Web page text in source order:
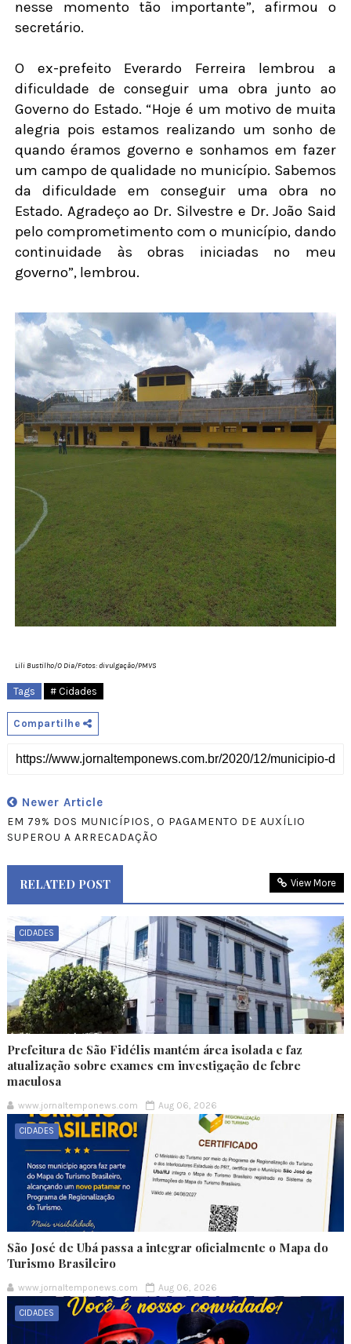
nesse momento tão importante”, afirmou o
secretário.
O ex-prefeito Everardo Ferreira lembrou a
dificuldade de conseguir uma obra junto ao
Governo do Estado. “Hoje é um motivo de muita
alegria pois estamos realizando um sonho de
quando éramos governo e sonhamos em fazer
um campo de qualidade no município. Sabemos
da dificuldade em conseguir uma obra no
Estado. Agradeço ao Dr. Silvestre e Dr. João Said
pelo comprometimento com o município, dando
continuidade às obras iniciadas no meu
governo”, lembrou.
Lili Bustilho/O Dia/Fotos: divulgação/PMVS
Tags # Cidades
Compartilhe
Newer Article
EM 79% DOS MUNICÍPIOS, O PAGAMENTO DE AUXÍLIO
SUPEROU A ARRECADAÇÃO
RELATED POST View More
CIDADES
Prefeitura de São Fidélis mantém área isolada e faz
atualização sobre exames em investigação de febre
maculosa
www.jornaltemponews.com Aug 06, 2026
CIDADES
São José de Ubá passa a integrar oficialmente o Mapa do
Turismo Brasileiro
www.jornaltemponews.com Aug 06, 2026
CIDADES